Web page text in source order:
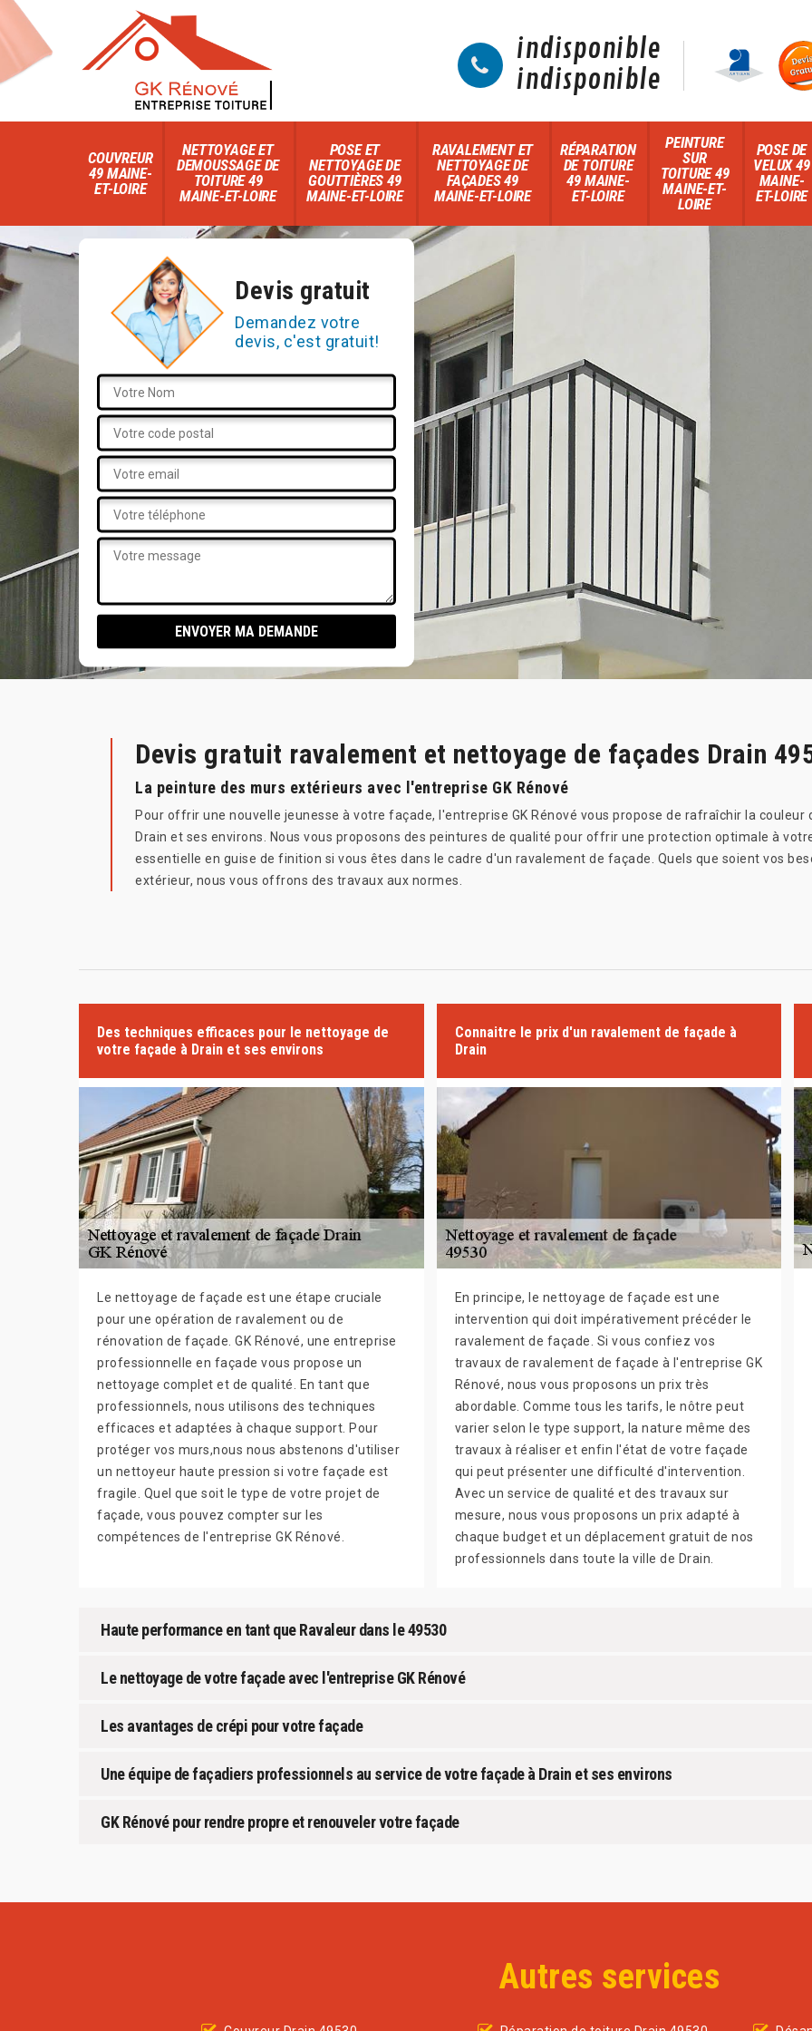
indisponible
indisponible
COUVREUR
49 MAINE-
ET-LOIRE
NETTOYAGE ET
DEMOUSSAGE DE
TOITURE 49
MAINE-ET-LOIRE
POSE ET
NETTOYAGE DE
GOUTTIÈRES 49
MAINE-ET-LOIRE
RAVALEMENT ET
NETTOYAGE DE
FAÇADES 49
MAINE-ET-LOIRE
RÉPARATION
DE TOITURE
49 MAINE-
ET-LOIRE
PEINTURE
SUR
TOITURE 49
MAINE-ET-
LOIRE
POSE DE
VELUX 49
MAINE-
ET-LOIRE
Devis gratuit
Demandez votre
devis, c'est gratuit!
Devis gratuit ravalement et nettoyage de façades Drain
La peinture des murs extérieurs avec l'entreprise GK Rénové
Pour offrir une nouvelle jeunesse à votre façade, l'entreprise GK Rénové vous propose de rafraîchir la
Drain et ses environs. Nous vous proposons des peintures de qualité pour offrir une protection optimale à
essentielle en guise de finition si vous êtes dans le cadre d'un ravalement de façade. Quels que soient vos
extérieur, nous vous offrons des travaux aux normes.
Des techniques efficaces pour le nettoyage de
votre façade à Drain et ses environs
Le nettoyage de façade est une étape cruciale
pour une opération de ravalement ou de
rénovation de façade. GK Rénové, une entreprise
professionnelle en façade vous propose un
nettoyage complet et de qualité. En tant que
professionnels, nous utilisons des techniques
efficaces et adaptées à chaque support. Pour
protéger vos murs,nous nous abstenons d'utiliser
un nettoyeur haute pression si votre façade est
fragile. Quel que soit le type de votre projet de
façade, vous pouvez compter sur les
compétences de l'entreprise GK Rénové.
Connaitre le prix d'un ravalement de façade à
Drain
En principe, le nettoyage de façade est une
intervention qui doit impérativement précéder le
ravalement de façade. Si vous confiez vos
travaux de ravalement de façade à l'entreprise GK
Rénové, nous vous proposons un prix très
abordable. Comme tous les tarifs, le nôtre peut
varier selon le type support, la nature même des
travaux à réaliser et enfin l'état de votre façade
qui peut présenter une difficulté d'intervention.
Avec un service de qualité et des travaux sur
mesure, nous vous proposons un prix adapté à
chaque budget et un déplacement gratuit de nos
professionnels dans toute la ville de Drain.
Haute performance en tant que Ravaleur dans le 49530
Le nettoyage de votre façade avec l'entreprise GK Rénové
Les avantages de crépi pour votre façade
Une équipe de façadiers professionnels au service de votre façade à Drain et ses environs
GK Rénové pour rendre propre et renouveler votre façade
Autres services